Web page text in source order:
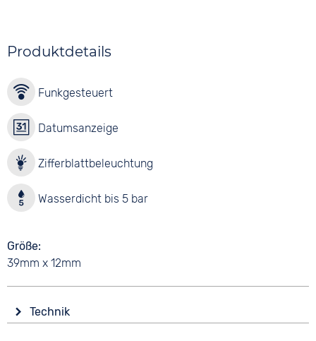
Produktdetails
Funkgesteuert
Datumsanzeige
Zifferblattbeleuchtung
Wasserdicht bis 5 bar
Größe
39mm x 12mm
Technik